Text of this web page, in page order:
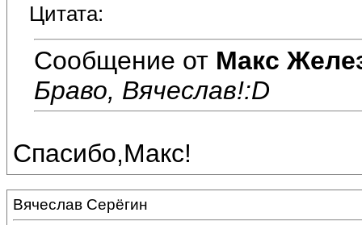
Цитата:
Сообщение от Макс
Браво, Вячеслав!:D
Спасибо,Макс!
Вячеслав Серёгин